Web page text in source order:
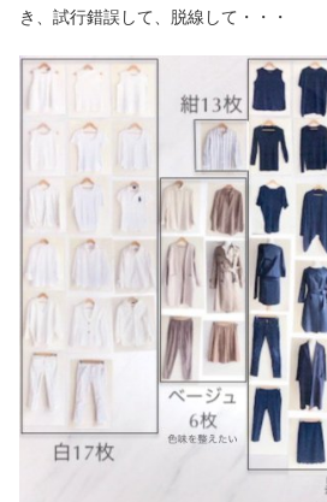
き、試行錯誤して、脱線して・・・